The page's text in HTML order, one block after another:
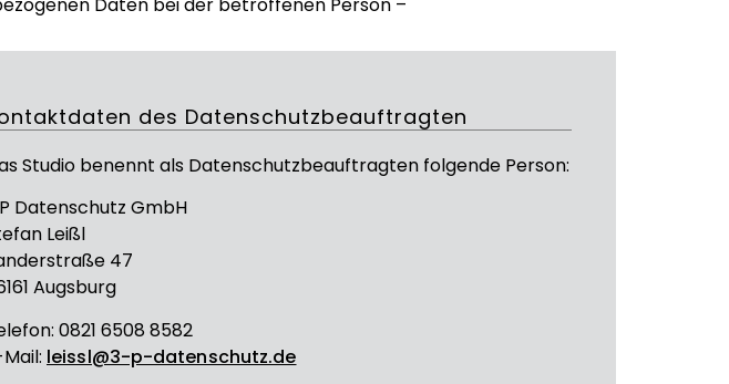
Daten bei der betroffenen Person –
des Datenschutzbeauftragten
Studio benennt als Datenschutzbeauftragten folgende Person:
Datenschutz GmbH
Leißl
47
Augsburg
0821 6508 8582
leissl@3-p-datenschutz.de